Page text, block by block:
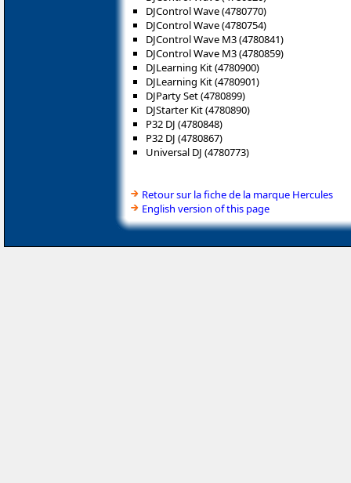
DJControl Wave (4780770)
DJControl Wave (4780754)
DJControl Wave M3 (4780841)
DJControl Wave M3 (4780859)
DJLearning Kit (4780900)
DJLearning Kit (4780901)
DJParty Set (4780899)
DJStarter Kit (4780890)
P32 DJ (4780848)
P32 DJ (4780867)
Universal DJ (4780773)
Retour sur la fiche de la marque Hercules
English version of this page